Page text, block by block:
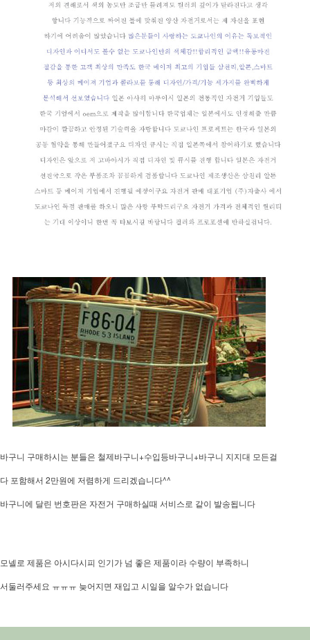
바구니 구매하시는 분들은 철제바구니+수입등바구니+바구니 지지대 모든걸
다 포함해서 2만원에 저렴하게 드리겠습니다^^
바구니에 달린 번호판은 자전거 구매하실때 서비스로 같이 발송됩니다
모넬로 제품은 아시다시피 인기가 넘 좋은 제품이라 수량이 부족하니
서둘러주세요 ㅠㅠㅠ 늦어지면 재입고 시일을 알수가 없습니다